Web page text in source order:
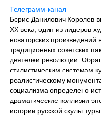
Телеграмм-канал
Борис Данилович Королев
XX века, один из лидеров
новаторских произведений
традиционных советских
деятелей революции.
стилистическим системам
реалистическому
социализма определено
драматические коллизии
истории русской